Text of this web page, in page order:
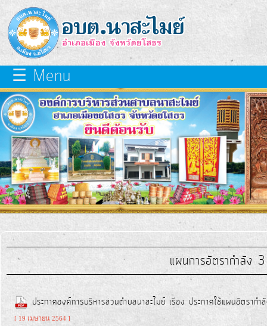
หน้า
หลัก
เกี่ยว
กับ
เรา
บุคลากร
แผนการ
พัฒนา
ท้อง
ถิ่น
รายงาน
ผล
☰ Menu
แผนการอัตรากำลัง
ประกาศองค์การบริหารส่วนตำบลนาสะไมย์ เรื่อง ประกาศใช้แผนอั
[ 19 เมษายน 2564 ]